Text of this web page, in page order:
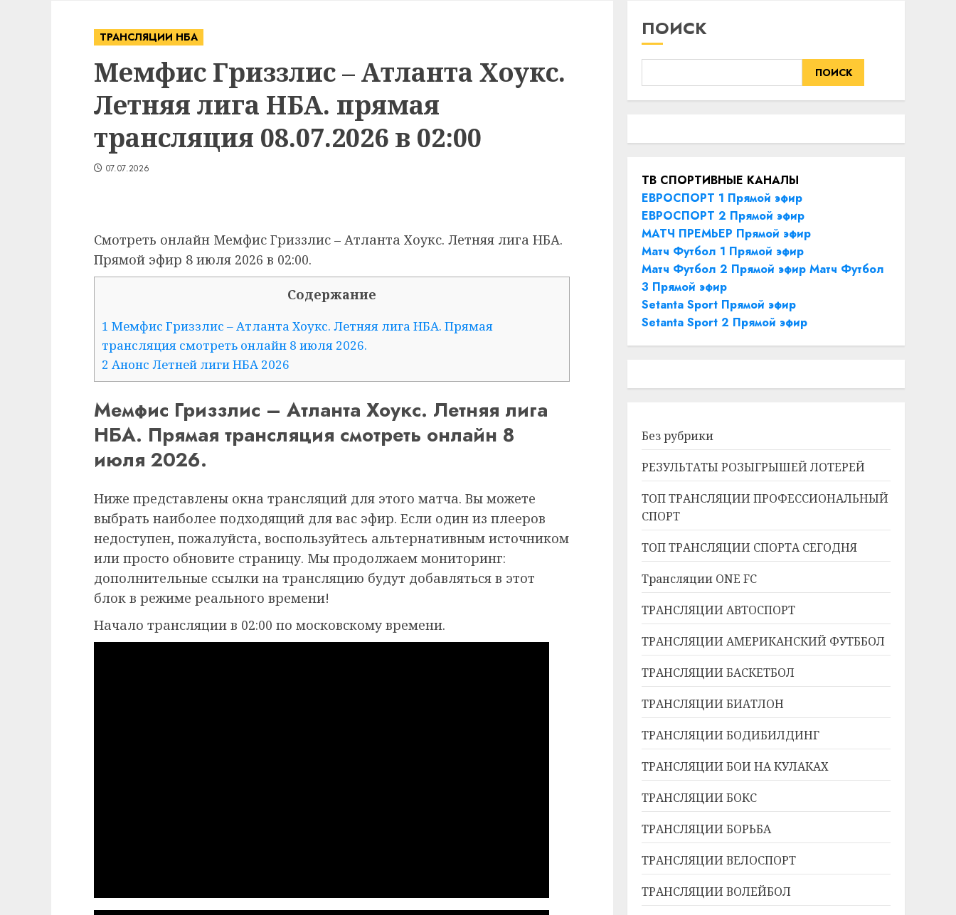
ТРАНСЛЯЦИИ НБА
Мемфис Гриззлис – Атланта Хоукс.
Летняя лига НБА. прямая
трансляция 08.07.2026 в 02:00
07.07.2026
Смотреть онлайн Мемфис Гриззлис – Атланта Хоукс. Летняя лига НБА.
Прямой эфир 8 июля 2026 в 02:00.
Содержание
1 Мемфис Гриззлис – Атланта Хоукс. Летняя лига НБА. Прямая
трансляция смотреть онлайн 8 июля 2026.
2 Анонс Летней лиги НБА 2026
Мемфис Гриззлис – Атланта Хоукс. Летняя лига
НБА. Прямая трансляция смотреть онлайн 8
июля 2026.
Ниже представлены окна трансляций для этого матча. Вы можете
выбрать наиболее подходящий для вас эфир. Если один из плееров
недоступен, пожалуйста, воспользуйтесь альтернативным источником
или просто обновите страницу. Мы продолжаем мониторинг:
дополнительные ссылки на трансляцию будут добавляться в этот
блок в режиме реального времени!
Начало трансляции в 02:00 по московскому времени.
ПОИСК
ПОИСК
ТВ СПОРТИВНЫЕ КАНАЛЫ
ЕВРОСПОРТ 1 Прямой эфир
ЕВРОСПОРТ 2 Прямой эфир
МАТЧ ПРЕМЬЕР Прямой эфир
Матч Футбол 1 Прямой эфир
Матч Футбол 2 Прямой эфир Матч Футбол
3 Прямой эфир
Setanta Sport Прямой эфир
Setanta Sport 2 Прямой эфир
Без рубрики
РЕЗУЛЬТАТЫ РОЗЫГРЫШЕЙ ЛОТЕРЕЙ
ТОП ТРАНСЛЯЦИИ ПРОФЕССИОНАЛЬНЫЙ
СПОРТ
ТОП ТРАНСЛЯЦИИ СПОРТА СЕГОДНЯ
Трансляции ONE FC
ТРАНСЛЯЦИИ АВТОСПОРТ
ТРАНСЛЯЦИИ АМЕРИКАНСКИЙ ФУТББОЛ
ТРАНСЛЯЦИИ БАСКЕТБОЛ
ТРАНСЛЯЦИИ БИАТЛОН
ТРАНСЛЯЦИИ БОДИБИЛДИНГ
ТРАНСЛЯЦИИ БОИ НА КУЛАКАХ
ТРАНСЛЯЦИИ БОКС
ТРАНСЛЯЦИИ БОРЬБА
ТРАНСЛЯЦИИ ВЕЛОСПОРТ
ТРАНСЛЯЦИИ ВОЛЕЙБОЛ